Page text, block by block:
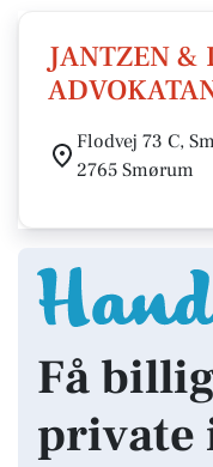
JANTZEN &
Flodvej 73 C,
2765 Smørum
Få
private